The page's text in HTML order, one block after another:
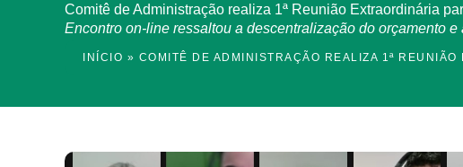
Comitê de Administração realiza 1ª Reunião Extraordinária
Encontro on-line ressaltou a descentralização do orçamento
INÍCIO » COMITÊ DE ADMINISTRAÇÃO REALIZA 1ª